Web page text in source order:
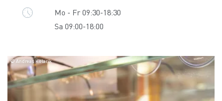
Mo - Fr 09:30-18:30
Sa 09:00-18:00
© Andreas Kolarik